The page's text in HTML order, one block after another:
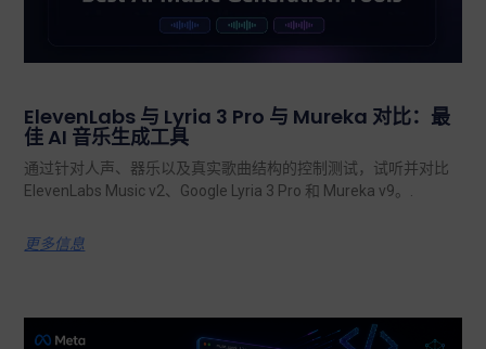
ElevenLabs 与 Lyria 3 Pro 与 Mureka 对比：最
佳 AI 音乐生成工具
通过针对人声、器乐以及真实歌曲结构的控制测试，试听并对比
ElevenLabs Music v2、Google Lyria 3 Pro 和 Mureka v9。.
更多信息